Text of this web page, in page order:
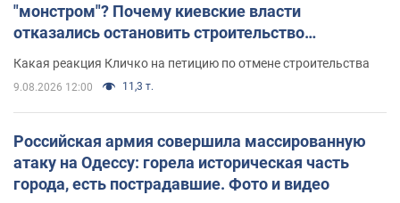
"монстром"? Почему киевские власти
отказались остановить строительство
Какая реакция Кличко на петицию по отмене строительства
9.08.2026 12:00 11,3 т.
Российская армия совершила массированную
атаку на Одессу: горела историческая часть
города, есть пострадавшие. Фото и видео